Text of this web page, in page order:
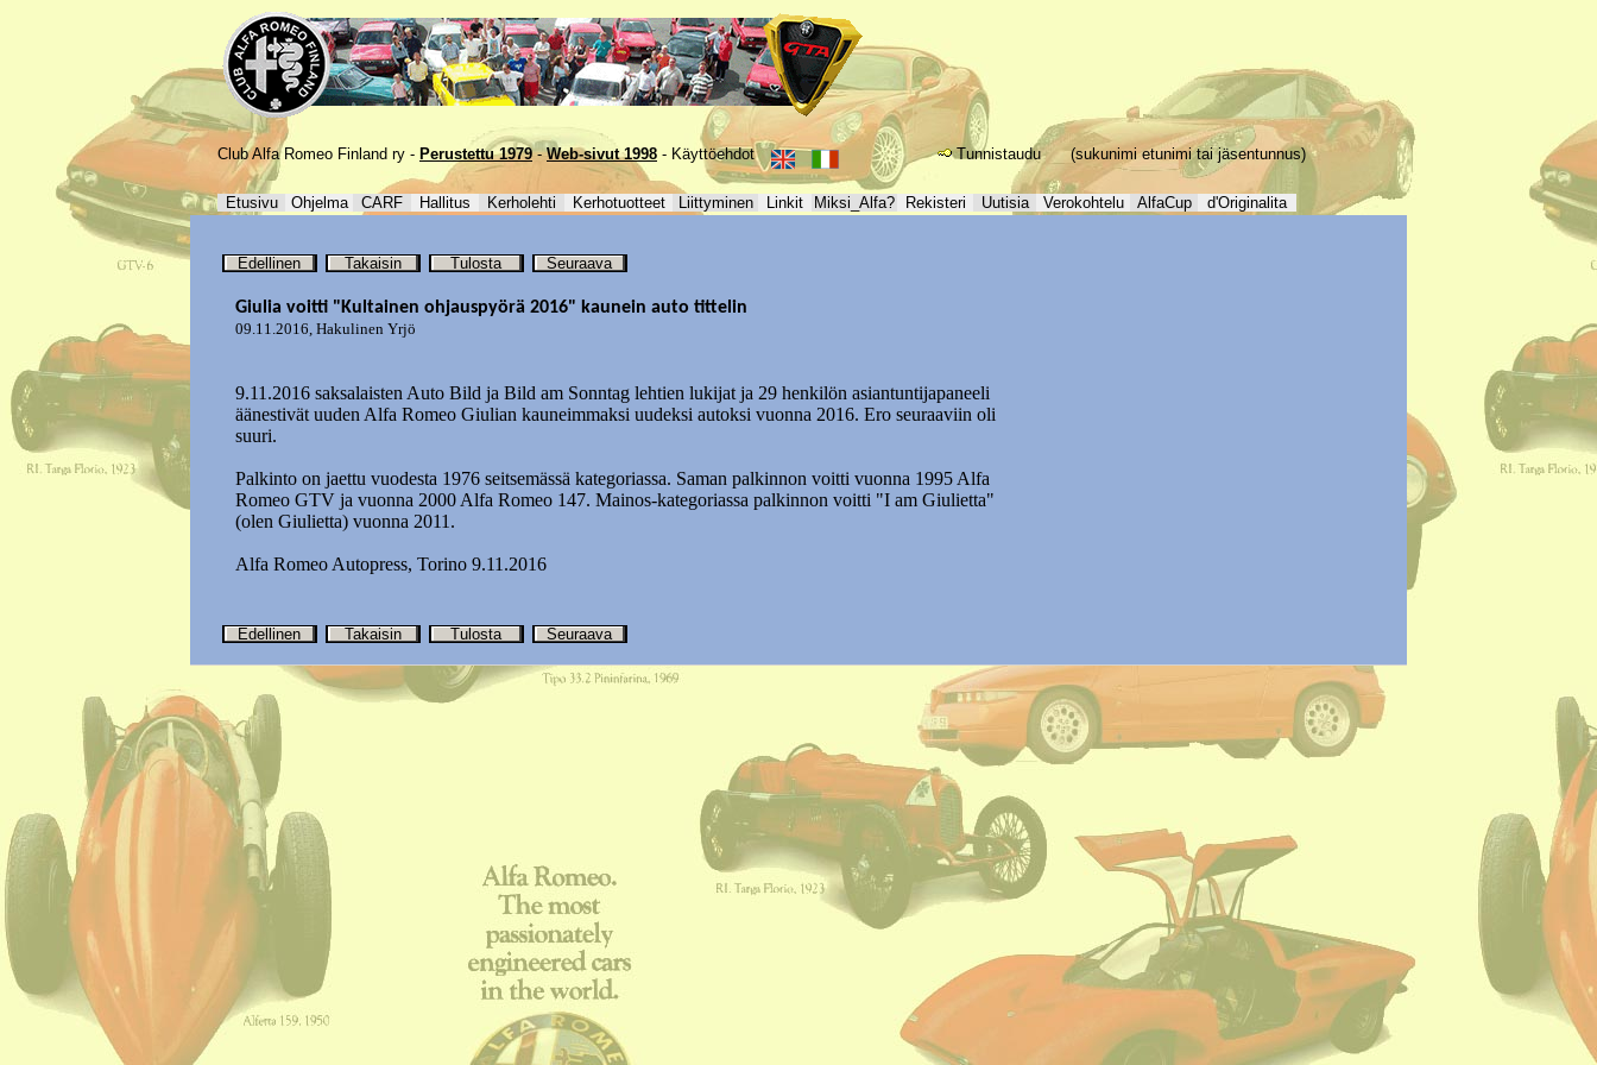
Club Alfa Romeo Finland ry - Perustettu 1979-Web-sivut 1998 - Käyttöehdot Tunnistaudu (sukunimi etunimi tai jäsentunnus)
Etusivu Ohjelma CARF Hallitus Kerholehti Kerhotuotteet Liittyminen Linkit Miksi_Alfa? Rekisteri Uutisia Verokohtelu AlfaCup d'Originalita
Edellinen Takaisin Tulosta Seuraava
Giulia voitti "Kultainen ohjauspyörä 2016" kaunein auto tittelin
09.11.2016, Hakulinen Yrjö
9.11.2016 saksalaisten Auto Bild ja Bild am Sonntag lehtien lukijat ja 29 henkilön asiantuntijapaneeli
äänestivät uuden Alfa Romeo Giulian kauneimmaksi uudeksi autoksi vuonna 2016. Ero seuraaviin oli
suuri.
Palkinto on jaettu vuodesta 1976 seitsemässä kategoriassa. Saman palkinnon voitti vuonna 1995 Alfa
Romeo GTV ja vuonna 2000 Alfa Romeo 147. Mainos-kategoriassa palkinnon voitti "I am Giulietta"
(olen Giulietta) vuonna 2011.
Alfa Romeo Autopress, Torino 9.11.2016
Edellinen Takaisin Tulosta Seuraava